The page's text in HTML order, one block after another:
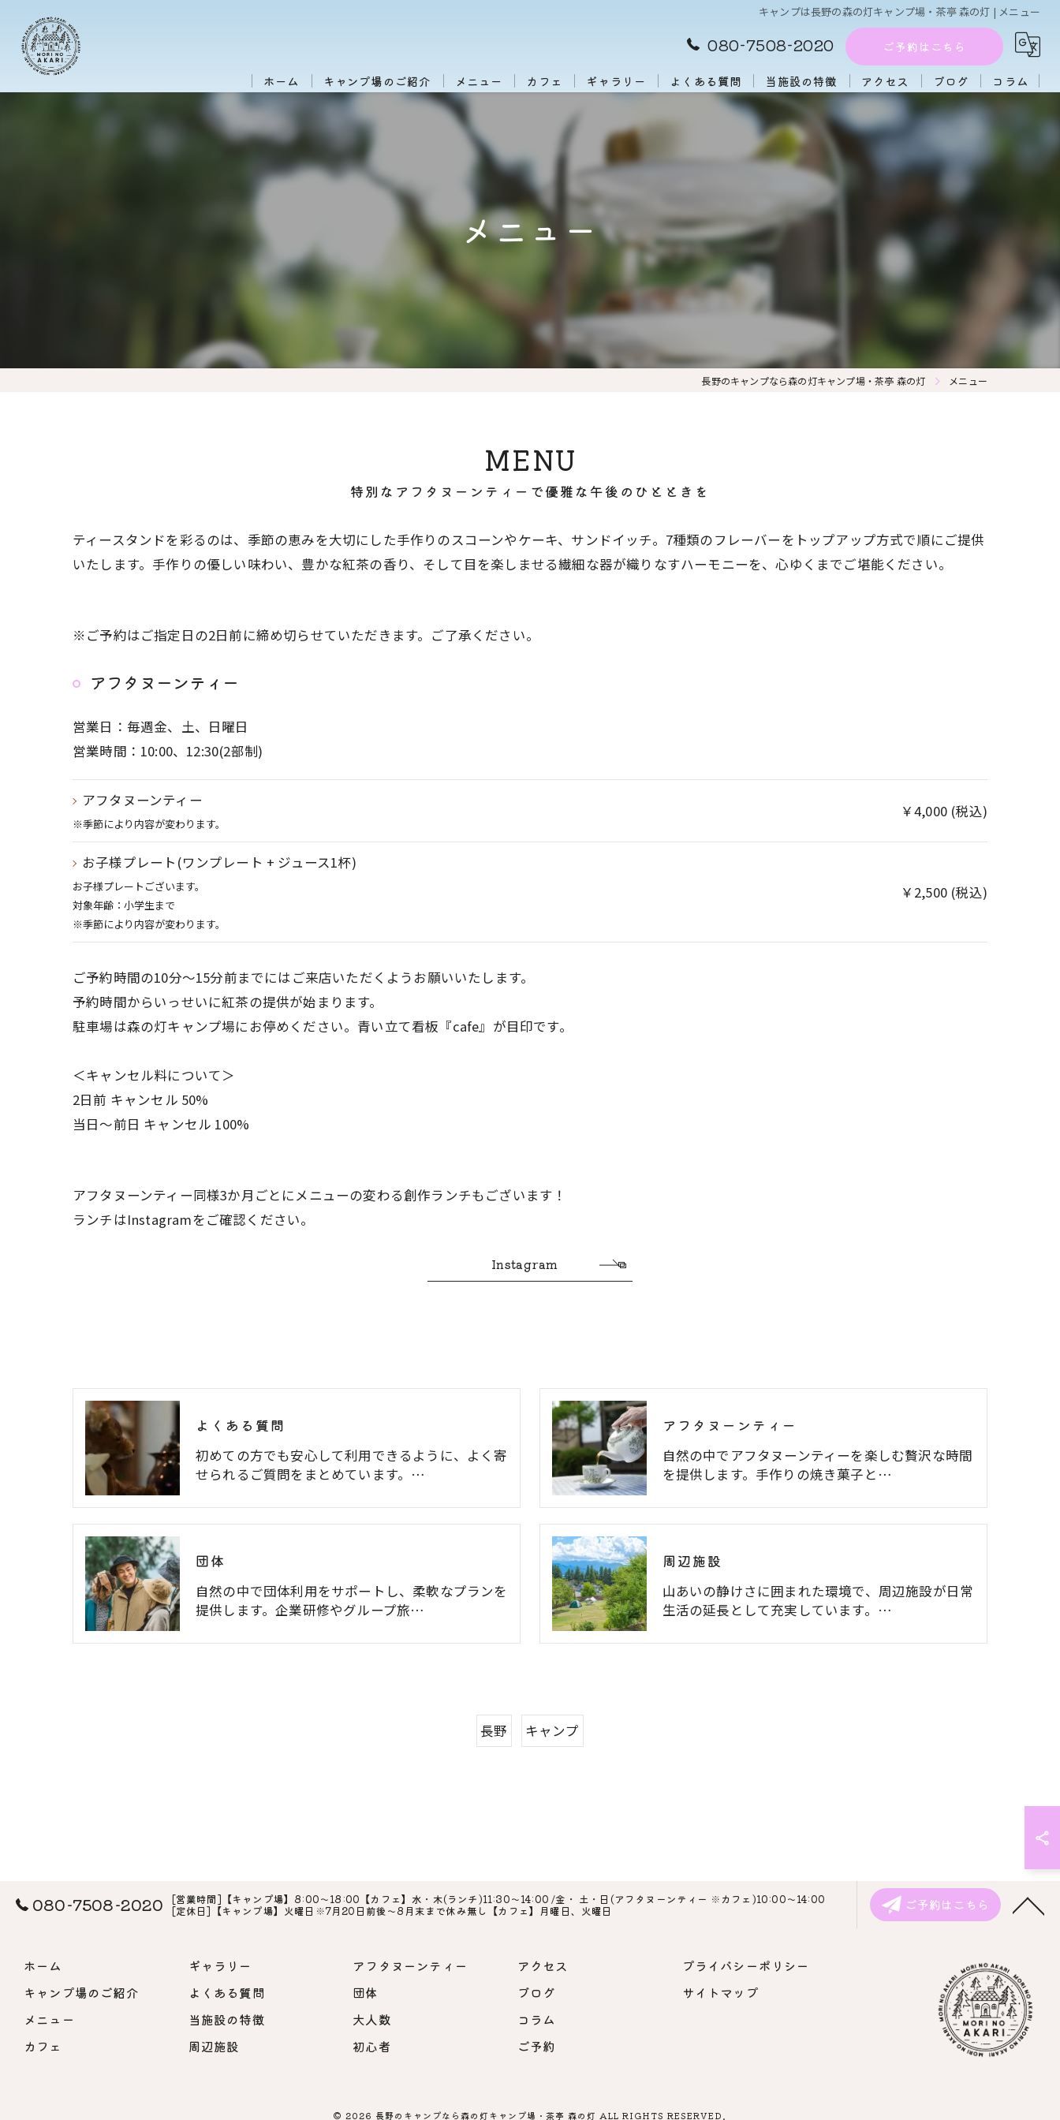
キャンプは長野の森の灯キャンプ場・茶亭 森の灯 | メニュー
080-7508-2020 ご予約はこちら
ホーム キャンプ場のご紹介 メニュー カフェ ギャラリー よくある質問 当施設の特徴
周辺施設
アフタヌーンティー
団体
初心者
アクセス ブログ コラム
メニュー
長野のキャンプなら森の灯キャンプ場・茶亭 森の灯 メニュー
特別なアフタヌーンティーで優雅な午後のひとときを
MENU
ティースタンドを彩るのは、季節の恵みを大切にした手作りのスコーンやケーキ、サンドイッチ。7種類のフレーバーをトップアップ方式で順にご提供
いたします。手作りの優しい味わい、豊かな紅茶の香り、そして目を楽しませる繊細な器が織りなすハーモニーを、心ゆくまでご堪能ください。
※ご予約はご指定日の2日前に締め切らせていただきます。ご了承ください。
アフタヌーンティー
営業日：毎週金、土、日曜日
営業時間：10:00、12:30(2部制)
アフタヌーンティー
※季節により内容が変わります。
￥4,000 (税込)
お子様プレート(ワンプレート + ジュース1杯)
お子様プレートございます。
対象年齢：小学生まで
※季節により内容が変わります。
￥2,500 (税込)
ご予約時間の10分～15分前までにはご来店いただくようお願いいたします。
予約時間からいっせいに紅茶の提供が始まります。
駐車場は森の灯キャンプ場にお停めください。青い立て看板『cafe』が目印です。
＜キャンセル料について＞
2日前 キャンセル 50%
当日〜前日 キャンセル 100%
アフタヌーンティー同様3か月ごとにメニューの変わる創作ランチもございます！
ランチはInstagramをご確認ください。
Instagram
よくある質問
初めての方でも安心して利用できるように、よく寄
せられるご質問をまとめています。…
アフタヌーンティー
自然の中でアフタヌーンティーを楽しむ贅沢な時間
を提供します。手作りの焼き菓子と…
団体
自然の中で団体利用をサポートし、柔軟なプランを
提供します。企業研修やグループ旅…
周辺施設
山あいの静けさに囲まれた環境で、周辺施設が日常
生活の延長として充実しています。…
長野 キャンプ
080-7508-2020 [営業時間]【キャンプ場】8:00～18:00【カフェ】水・木(ランチ)11:30～14:00 /金・ 土・日(アフタヌーンティー ※カフェ)10:00～14:00
[定休日]【キャンプ場】火曜日※7月20日前後～8月末まで休み無し【カフェ】月曜日、火曜日 ご予約はこちら
ホーム
キャンプ場のご紹介
メニュー
カフェ
ギャラリー
よくある質問
当施設の特徴
周辺施設
アフタヌーンティー
団体
大人数
初心者
アクセス
ブログ
コラム
ご予約
プライバシーポリシー
サイトマップ
© 2026 長野のキャンプなら森の灯キャンプ場・茶亭 森の灯 ALL RIGHTS RESERVED.
お気軽にお問い合わせください